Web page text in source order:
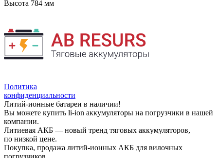
Высота 784 мм
Политика
конфиденциальности
Литий-ионные батареи в наличии!
Вы можете купить li-ion аккумуляторы на погрузчики в нашей
компании.
Литиевая АКБ — новый тренд тяговых аккумуляторов,
по низкой цене.
Покупка, продажа литий-ионных АКБ для вилочных
погрузчиков.